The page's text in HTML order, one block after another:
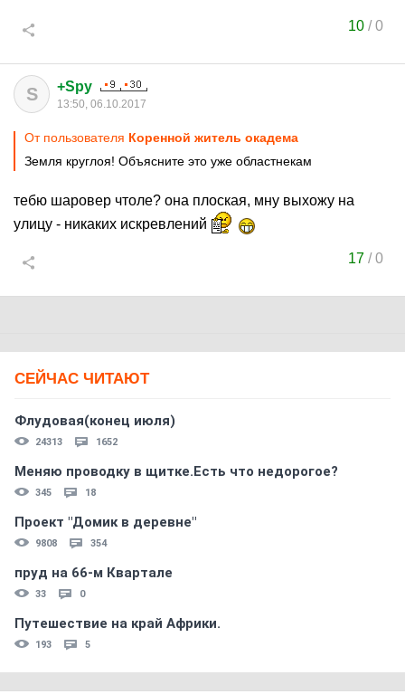
10 /0
S +Spy
13:50, 06.10.2017
От пользователя Коренной житель окадема
Земля круглоя! Объясните это уже областнекам
тебю шаровер чтоле? она плоская, мну выхожу на
улицу - никаких искревлений
17 /0
СЕЙЧАС ЧИТАЮТ
Флудовая(конец июля)
24313 1652
Меняю проводку в щитке.Есть что недорогое?
345 18
Проект "Домик в деревне"
9808 354
пруд на 66-м Квартале
33 0
Путешествие на край Африки.
193 5